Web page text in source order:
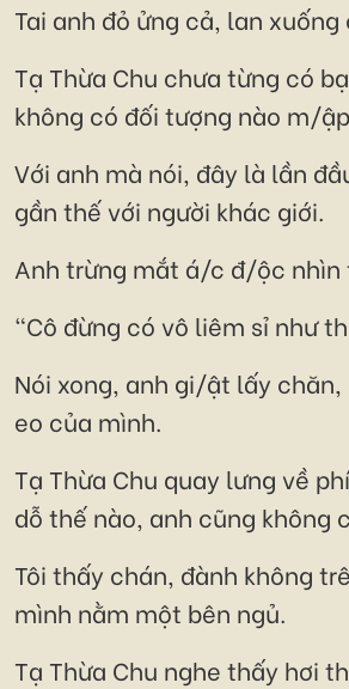
Tai anh đỏ ửng cả, lan xuống
Tạ Thừa Chu chưa từng có
không có đối tượng nào m/
Với anh mà nói, đây là lần
gần thế với người khác giới.
Anh trừng mắt á/c đ/ộc
"Cô đừng có vô liêm sỉ như
Nói xong, anh gi/ật lấy chăn,
eo của mình.
Tạ Thừa Chu quay lưng về
dỗ thế nào, anh cũng không
Tôi thấy chán, đành không
mình nằm một bên ngủ.
Tạ Thừa Chu nghe thấy hơi